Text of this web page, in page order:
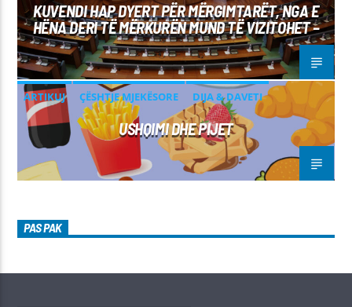
KUVENDI HAP DYERT PËR MËRGIMTARËT, NGA E
HËNA DERI TË MËRKURËN MUND TË VIZITOHET –
ARTIKUJ ÇËSHTJE MJEKËSORE DIJA & DAVETI
USHQIMI DHE PIJET
PAS PAK